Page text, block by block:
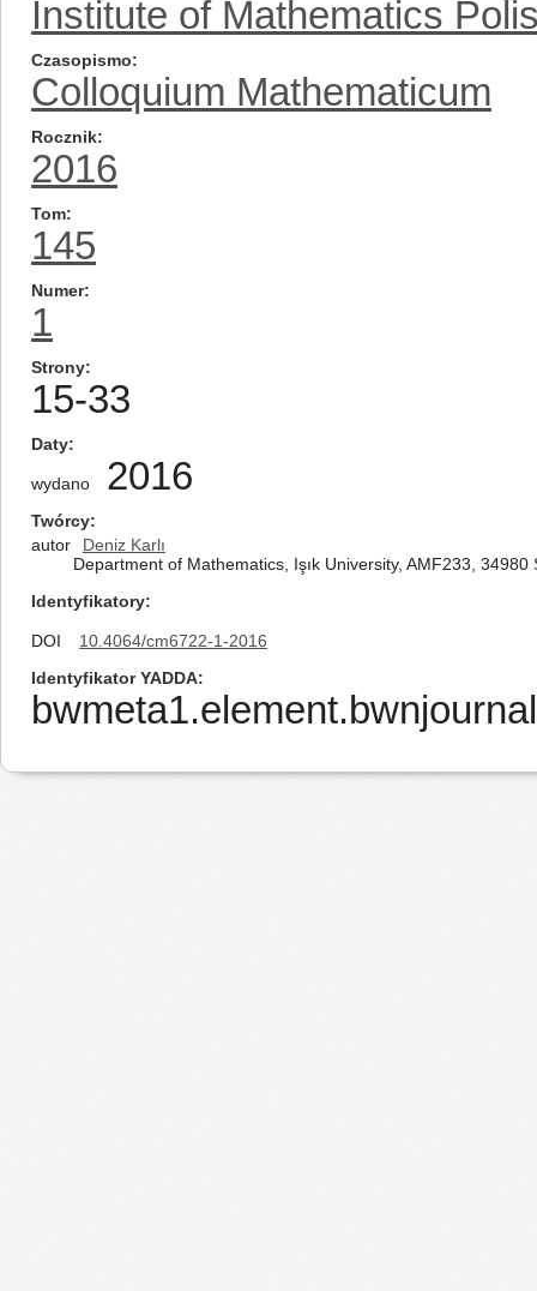
Institute of Mathematics
Czasopismo
Colloquium Mathematicum
Rocznik
2016
Tom
145
Numer
1
Strony
15-33
Daty
wydano 2016
Twórcy
autor
Deniz Karlı
Department of Mathematics, Işık University, AMF233, 34980
Identyfikatory
DOI
10.4064/cm6722-1-2016
Identyfikator YADDA